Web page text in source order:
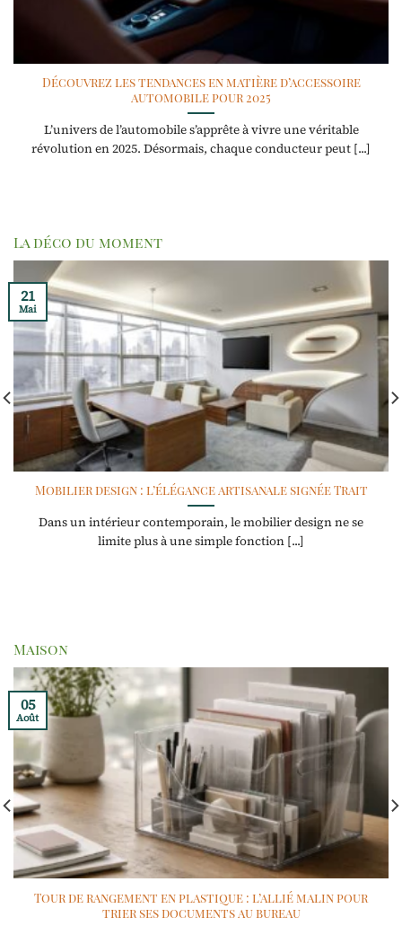
Découvrez les tendances en matière d’accessoire
automobile pour 2025
L’univers de l’automobile s’apprête à vivre une véritable
révolution en 2025. Désormais, chaque conducteur peut [...]
La déco du moment
Mobilier design : l’élégance artisanale signée Trait
Dans un intérieur contemporain, le mobilier design ne se
limite plus à une simple fonction [...]
21
Mai
Maison
Tour de rangement en plastique : l’allié malin pour
trier ses documents au bureau
05
Août